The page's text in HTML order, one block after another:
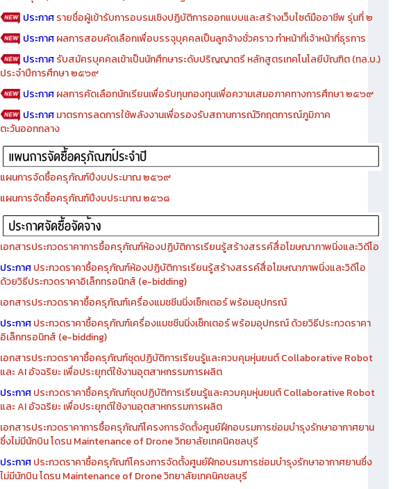
ประกาศผลการสอบคัดเลือกเพื่อบรรจุเป็นลูกจ้างชั่วคราว ทำหน้าที่เจ้าหน้าที่ธุกรการ
ประกาศรายชื่อนักศึกษาที่ได้รับการพิจารณา รับทุนศึกษาต่อและฝึกประสบการณ์วิชาชีพ รูป
แบบทวิวุฒิ (อาชีวศึกษาไทย-จีน) ณ สาธารณรัฐประชาชนจีน ประจำปีการศึกษา ๒๕๖๙
ประกาศรายชื่อผู้เข้ารับการอบรมเชิงปฏิบัติการออกแบบและสร้างเว็บไซต์มืออาชีพ รุ่นที่ ๒
ประกาศผลการสอบคัดเลือกเพื่อบรรจุบุคคลเป็นลูกจ้างชั่วคราว ทำหน้าที่เจ้าหน้าที่ธุรการ
ประกาศรับสมัครบุคคลเข้าเป็นนักศึกษาระดับปริญญาตรี หลักสูตรเทคโนโลยีบัณฑิต (ทล.บ.)
ประจำปีการศึกษา ๒๕๖๙
ประกาศผลการคัดเลือกนักเรียนเพื่อรับทุนกองทุนเพื่อความเสมอภาคทางการศึกษา ๒๕๖๙
ประกาศมาตรการลดการใช้พลังงานเพื่อรองรับสถานการณ์วิกฤตการณ์ภูมิภาค
ตะวันออกกลาง
แผนการจัดซื้อครุภัณฑ์ปีงบประมาณ ๒๕๖๙
แผนการจัดซื้อครุภัณฑ์ปีงบประมาณ ๒๕๖๘
เอกสารประกวดราคาการซื้อครุภัณฑ์ห้องปฏิบัติการเรียนรู้สร้างสรรค์สื่อโฆษณาภาพนิ่งและวิดีโอ
ประกาศประกวดราคาซื้อครุภัณฑ์ห้องปฏิบัติการเรียนรู้สร้างสรรค์สื่อโฆษณาภาพนิ่งและวิดีโอ
ด้วยวิธีประกวดราคาอิเล็กทรอนิกส์ (e-bidding)
เอกสารประกวดราคาซื้อครุภัณฑ์เครื่องแมชชีนนิ่งเซ็กเตอร์ พร้อมอุปกรณ์
ประกาศประกวดราคาซื้อครุภัณฑ์เครื่องแมชชีนนิ่งเซ็กเตอร์ พร้อมอุปกรณ์ ด้วยวิธีประกวดราคา
อิเล็กทรอนิกส์ (e-bidding)
เอกสารประกวดราคาซื้อครุภัณฑ์ชุดปฏิบัติการเรียนรู้และควบคุมหุ่นยนต์ Collaborative Robot
และ AI อัจฉริยะ เพื่อประยุกต์ใช้งานอุตสาหกรรมการผลิต
ประกาศประกวดราคาซื้อครุภัณฑ์ชุดปฏิบัติการเรียนรู้และควบคุมหุ่นยนต์ Collaborative Robot
และ AI อัจฉริยะ เพื่อประยุกต์ใช้งานอุตสาหกรรมการผลิต
เอกสารประกวดราคาการซื้อครุภัณฑ์โครงการจัดตั้งศูนย์ฝึกอบรมการซ่อมบำรุงรักษาอากาศยาน